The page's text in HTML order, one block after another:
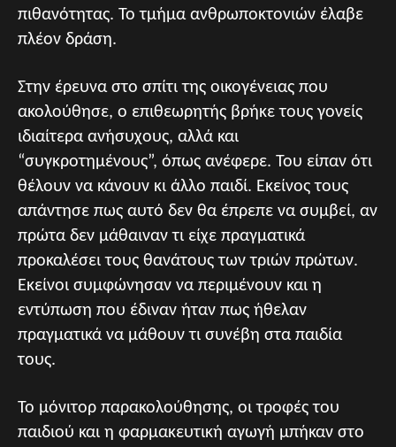
πιθανότητας. Το τμήμα ανθρωποκτονιών έλαβε
πλέον δράση.
Στην έρευνα στο σπίτι της οικογένειας που
ακολούθησε, ο επιθεωρητής βρήκε τους γονείς
ιδιαίτερα ανήσυχους, αλλά και
“συγκροτημένους”, όπως ανέφερε. Του είπαν ότι
θέλουν να κάνουν κι άλλο παιδί. Εκείνος τους
απάντησε πως αυτό δεν θα έπρεπε να συμβεί, αν
πρώτα δεν μάθαιναν τι είχε πραγματικά
προκαλέσει τους θανάτους των τριών πρώτων.
Εκείνοι συμφώνησαν να περιμένουν και η
εντύπωση που έδιναν ήταν πως ήθελαν
πραγματικά να μάθουν τι συνέβη στα παιδία
τους.
Το μόνιτορ παρακολούθησης, οι τροφές του
παιδιού και η φαρμακευτική αγωγή μπήκαν στο